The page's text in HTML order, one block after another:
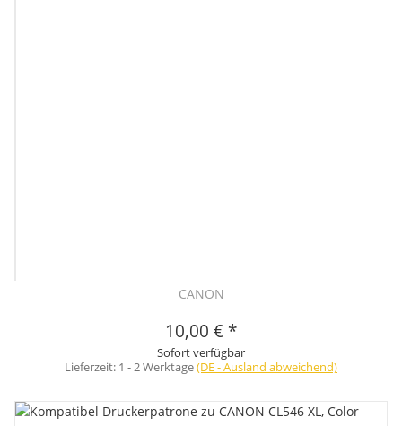
CANON
10,00 € *
Sofort verfügbar
Lieferzeit: 1 - 2 Werktage(DE - Ausland abweichend)